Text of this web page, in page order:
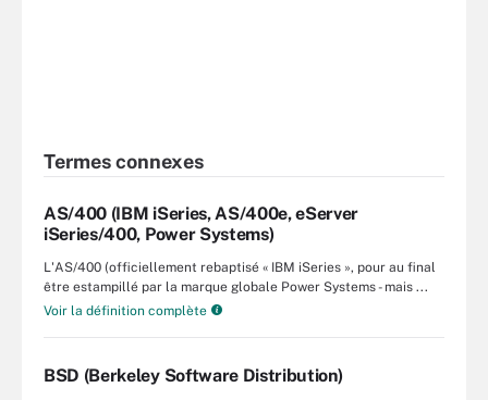
Termes connexes
AS/400 (IBM iSeries, AS/400e, eServer
iSeries/400, Power Systems)
L'AS/400 (officiellement rebaptisé « IBM iSeries », pour au final
être estampillé par la marque globale Power Systems - mais ...
Voir la définition complète
BSD (Berkeley Software Distribution)